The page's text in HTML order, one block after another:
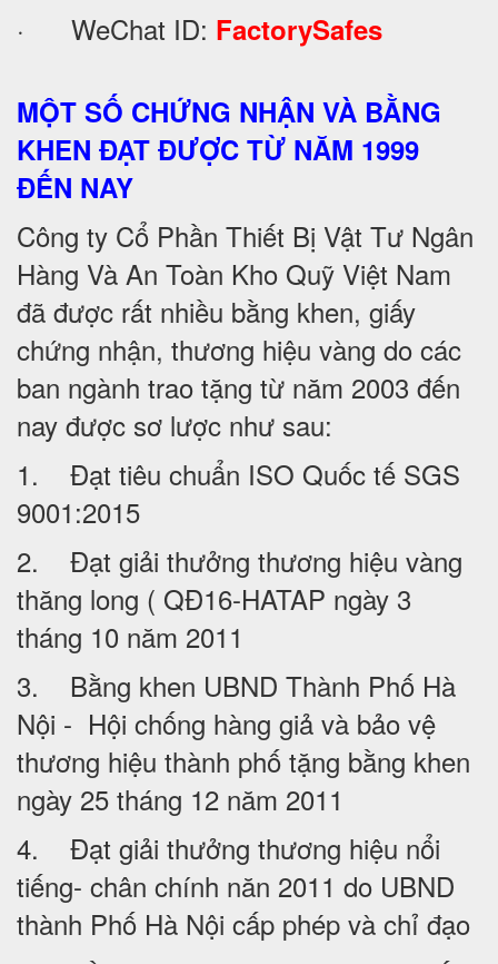
· WeChat ID: FactorySafes
MỘT SỐ CHỨNG NHẬN VÀ BẰNG
KHEN ĐẠT ĐƯỢC TỪ NĂM 1999
ĐẾN NAY
Công ty Cổ Phần Thiết Bị Vật Tư Ngân
Hàng Và An Toàn Kho Quỹ Việt Nam
đã được rất nhiều bằng khen, giấy
chứng nhận, thương hiệu vàng do các
ban ngành trao tặng từ năm 2003 đến
nay được sơ lược như sau:
1. Đạt tiêu chuẩn ISO Quốc tế SGS
9001:2015
2. Đạt giải thưởng thương hiệu vàng
thăng long ( QĐ16-HATAP ngày 3
tháng 10 năm 2011
3. Bằng khen UBND Thành Phố Hà
Nội - Hội chống hàng giả và bảo vệ
thương hiệu thành phố tặng bằng khen
ngày 25 tháng 12 năm 2011
4. Đạt giải thưởng thương hiệu nổi
tiếng- chân chính năn 2011 do UBND
thành Phố Hà Nội cấp phép và chỉ đạo